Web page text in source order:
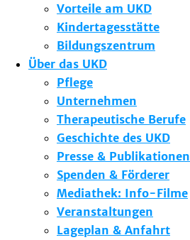
Vorteile am UKD
Kindertagesstätte
Bildungszentrum
Über das UKD
Pflege
Unternehmen
Therapeutische Berufe
Geschichte des UKD
Presse & Publikationen
Spenden & Förderer
Mediathek: Info-Filme
Veranstaltungen
Lageplan & Anfahrt